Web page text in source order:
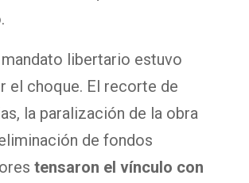
libertario estuvo
el choque. El recorte de
la paralización de la obra
de fondos
tensaron el vínculo con